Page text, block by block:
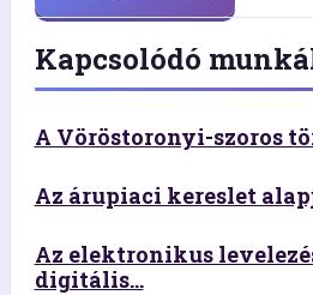
Kapcsolódó
A Vöröstoronyi-szoros
Az árupiaci kereslet
Az elektronikus
digitális...